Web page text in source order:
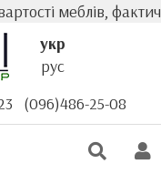
меблів,
укр
рус
(096)486-25-08